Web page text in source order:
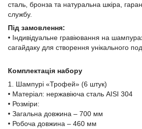
сталь, бронза та натуральна шкіра,
службу.
Під замовлення:
• Індивідуальне гравіювання на
сагайдаку для створення унікального
Комплектація набору
1. Шампурі «Трофей» (6 штук)
• Матеріал: нержавіюча сталь AISI 304
• Розміри:
• Загальна довжина – 700 мм
• Робоча довжина – 460 мм